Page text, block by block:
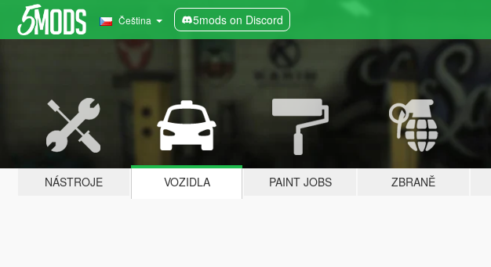
Čeština 5mods on Discord
NÁSTROJE VOZIDLA PAINT JOBS ZBRANĚ